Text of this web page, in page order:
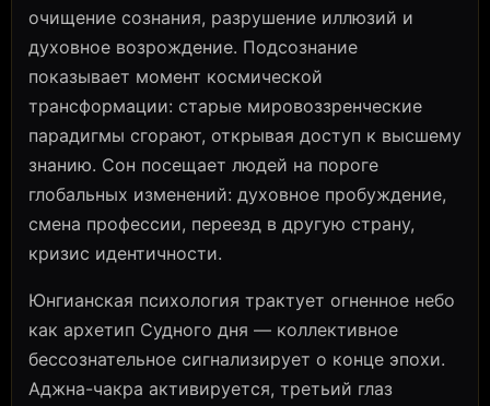
очищение сознания, разрушение иллюзий и
духовное возрождение. Подсознание
показывает момент космической
трансформации: старые мировоззренческие
парадигмы сгорают, открывая доступ к высшему
знанию. Сон посещает людей на пороге
глобальных изменений: духовное пробуждение,
смена профессии, переезд в другую страну,
кризис идентичности.
Юнгианская психология трактует огненное небо
как архетип Судного дня — коллективное
бессознательное сигнализирует о конце эпохи.
Аджна-чакра активируется, третьий глаз